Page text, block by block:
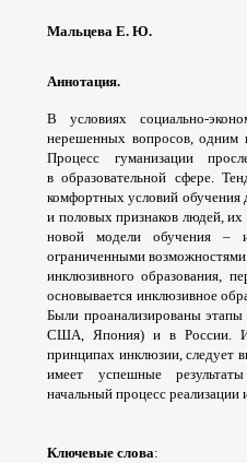
Мальцева Е. Ю.
Аннотация.
В условиях социально-
нерешенных вопросов, одним
Процесс гуманизации
вобразовательной сфере.
комфортных условий обучения
и половых признаков людей, их
новой модели обучения –
ограниченными
инклюзивного образования,
основывается инклюзивное
Были проанализированы этапы
США, Япония) и в России.
принципах инклюзии,следует
имеет успешные
начальный процесс реализации
Ключевые слова: